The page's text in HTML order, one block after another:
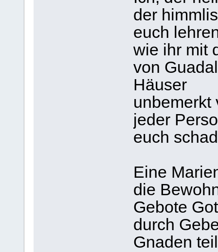
der
euch
wie ihr mit
von
Häuser
unbemerkt
jeder
euch
Eine
die
Gebote
durch
Gnaden